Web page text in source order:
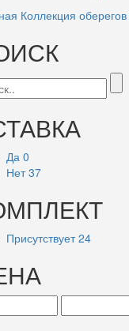
Коллекция оберегов
Да 0
Нет37
Присутствует24